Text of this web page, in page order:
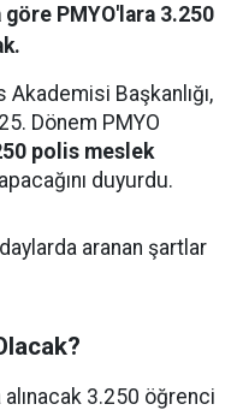
göre PMYO'lara 3.250
Başkanlığı,
Dönem PMYO
polis meslek
duyurdu.
aranan şartlar
3.250 öğrenci